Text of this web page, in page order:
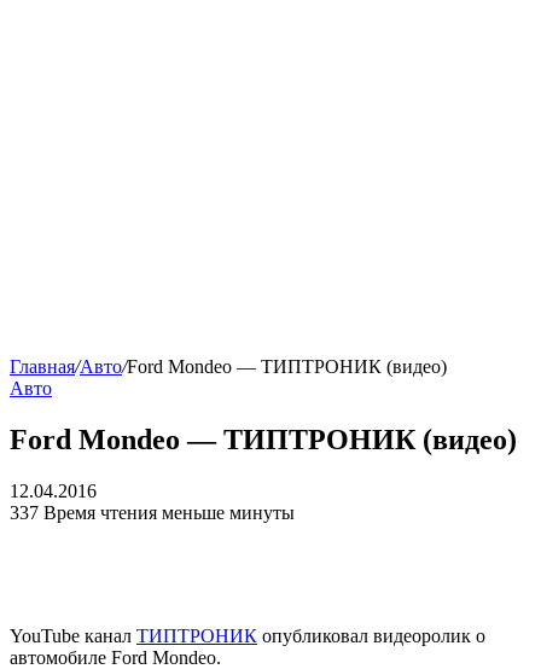
Главная/Авто/Ford Mondeo — ТИПТРОНИК (видео)
Авто
Ford Mondeo — ТИПТРОНИК (видео)
12.04.2016
337 Время чтения меньше минуты
YouTube канал ТИПТРОНИК опубликовал видеоролик о
автомобиле Ford Mondeo.